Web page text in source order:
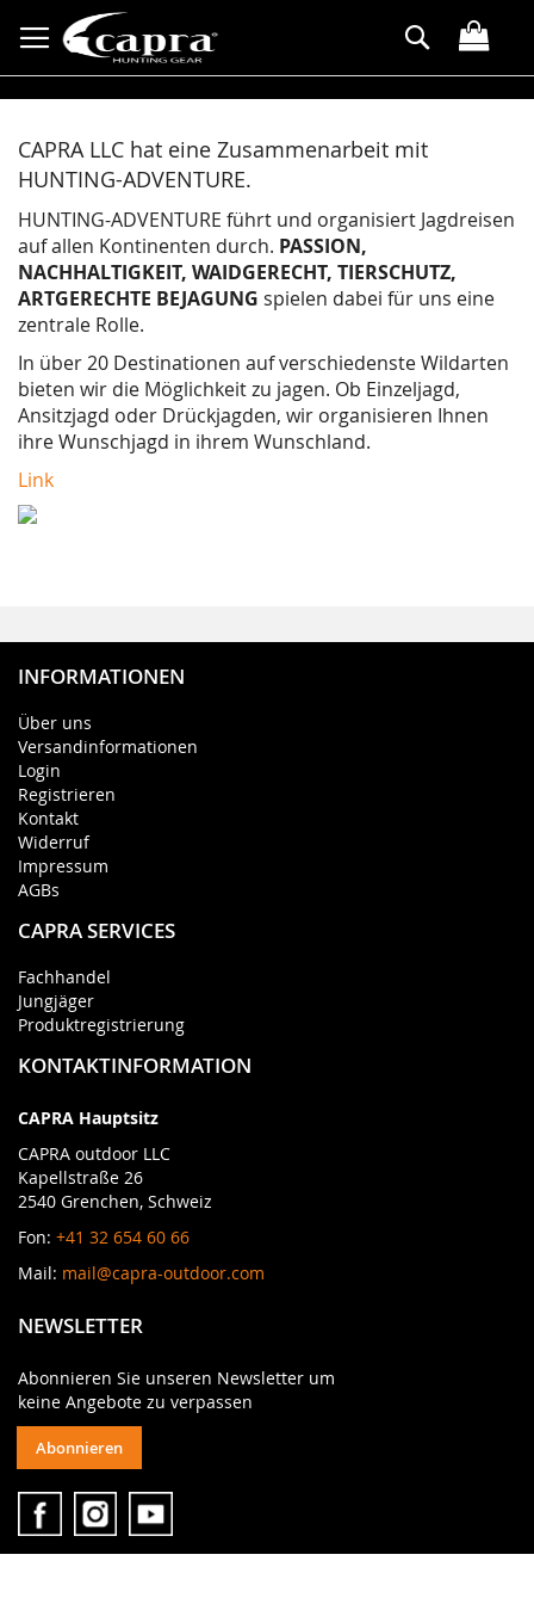
zum
Inhalt
Suche
CAPRA LLC hat eine Zusammenarbeit mit
HUNTING-ADVENTURE.
HUNTING-ADVENTURE führt und organisiert Jagdreisen
auf allen Kontinenten durch. PASSION,
NACHHALTIGKEIT, WAIDGERECHT, TIERSCHUTZ,
ARTGERECHTE BEJAGUNG spielen dabei für uns eine
zentrale Rolle.
In über 20 Destinationen auf verschiedenste Wildarten
bieten wir die Möglichkeit zu jagen. Ob Einzeljagd,
Ansitzjagd oder Drückjagden, wir organisieren Ihnen
ihre Wunschjagd in ihrem Wunschland.
Link
INFORMATIONEN
Über uns
Versandinformationen
Login
Registrieren
Kontakt
Widerruf
Impressum
AGBs
CAPRA SERVICES
Fachhandel
Jungjäger
Produktregistrierung
KONTAKTINFORMATION
CAPRA Hauptsitz
CAPRA outdoor LLC
Kapellstraße 26
2540 Grenchen, Schweiz
Fon: +41 32 654 60 66
Mail: mail@capra-outdoor.com
NEWSLETTER
Abonnieren Sie unseren Newsletter um
keine Angebote zu verpassen
Abonnieren